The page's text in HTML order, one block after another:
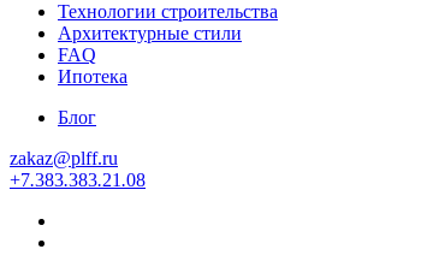
Технологии строительства
Архитектурные стили
FAQ
Ипотека
Блог
zakaz@plff.ru
+7.383.383.21.08